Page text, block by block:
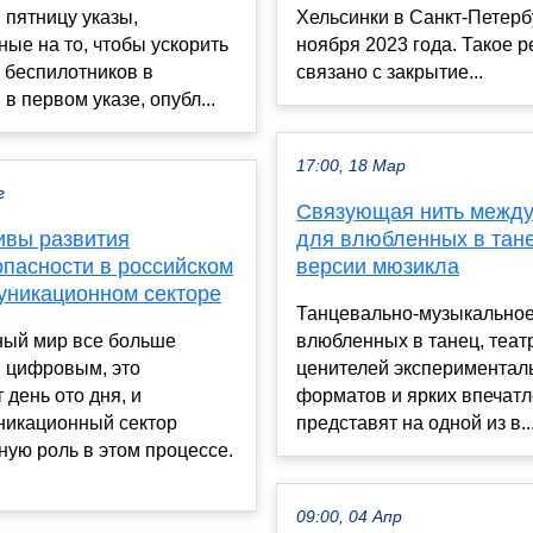
указы,
на то, чтобы ускорить
беспилотников в
в первом указе, опубл...
развития
в российском
секторе
мир все больше
цифровым, это
день ото дня, и
сектор
роль в этом процессе.
Хельсинки в Санкт-
ноября 2023 года. Такое
связано с закрытие...
17:00, 18 Мар
Связующая нить
для влюбленных в
версии мюзикла
Танцевально-
влюбленных в танец,
ценителей
форматов и ярких
представят на одной из
09:00, 04 Апр